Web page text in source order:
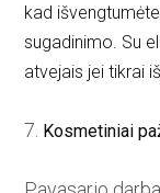
kad
sugadinimo. Su
atvejais jei tikrai
7. Kosmetiniai